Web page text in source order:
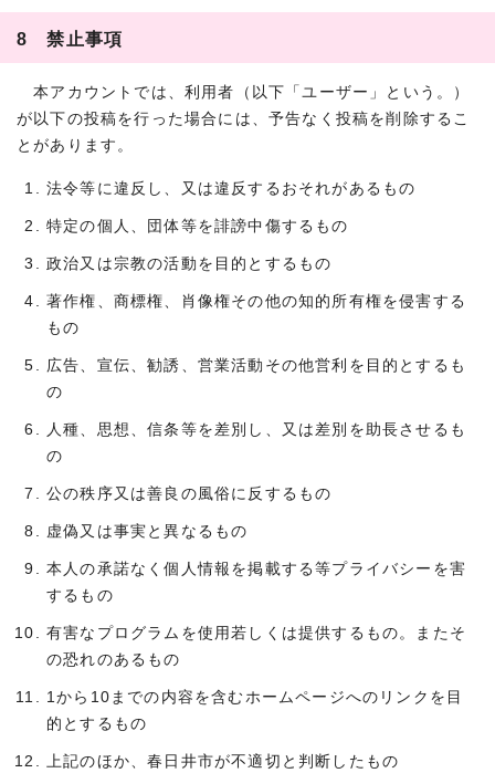
8 禁止事項
本アカウントでは、利用者（以下「ユーザー」という。）
が以下の投稿を行った場合には、予告なく投稿を削除するこ
とがあります。
法令等に違反し、又は違反するおそれがあるもの
特定の個人、団体等を誹謗中傷するもの
政治又は宗教の活動を目的とするもの
著作権、商標権、肖像権その他の知的所有権を侵害する
もの
広告、宣伝、勧誘、営業活動その他営利を目的とするも
の
人種、思想、信条等を差別し、又は差別を助長させるも
の
公の秩序又は善良の風俗に反するもの
虚偽又は事実と異なるもの
本人の承諾なく個人情報を掲載する等プライバシーを害
するもの
有害なプログラムを使用若しくは提供するもの。またそ
の恐れのあるもの
1から10までの内容を含むホームページへのリンクを目
的とするもの
上記のほか、春日井市が不適切と判断したもの